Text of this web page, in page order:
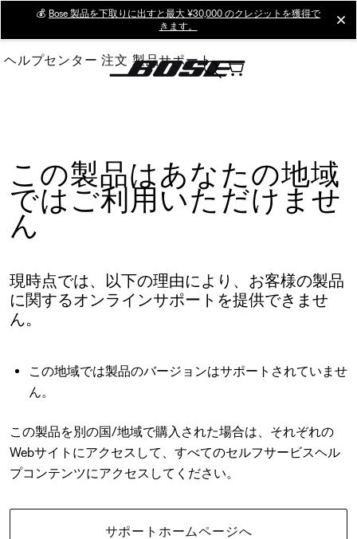
Main
💰 Bose 製品を下取りに出すと最大 ¥30,000 のクレジットを獲得で
きます。
ヘルプセンター 注文 製品サポート
この製品はあなたの地域
ではご利用いただけませ
ん
現時点では、以下の理由により、お客様の製品
に関するオンラインサポートを提供できませ
ん。
この地域では製品のバージョンはサポートされていませ
ん。
この製品を別の国/地域で購入された場合は、それぞれの
Webサイトにアクセスして、すべてのセルフサービスヘル
プコンテンツにアクセスしてください。
サポートホームページへ